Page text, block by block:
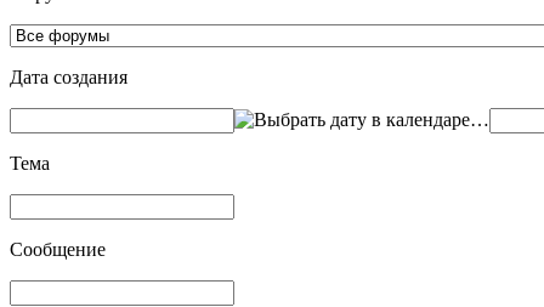
Дата создания
…
Тема
Сообщение